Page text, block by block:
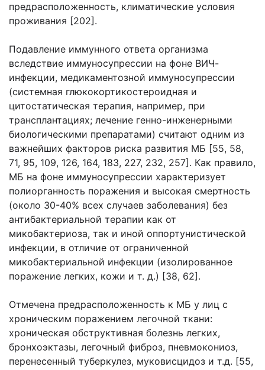
предрасположенность, климатические условия
проживания [202].
Подавление иммунного ответа организма
вследствие иммуносупрессии на фоне ВИЧ-
инфекции, медикаментозной иммуносупрессии
(системная глюкокортикостероидная и
цитостатическая терапия, например, при
трансплантациях; лечение генно-инженерными
биологическими препаратами) считают одним из
важнейших факторов риска развития МБ [55, 58,
71, 95, 109, 126, 164, 183, 227, 232, 257]. Как правило,
МБ на фоне иммуносупрессии характеризует
полиорганность поражения и высокая смертность
(около 30-40% всех случаев заболевания) без
антибактериальной терапии как от
микобактериоза, так и иной оппортунистической
инфекции, в отличие от ограниченной
микобактериальной инфекции (изолированное
поражение легких, кожи и т. д.) [38, 62].
Отмечена предрасположенность к МБ у лиц с
хроническим поражением легочной ткани:
хроническая обструктивная болезнь легких,
бронхоэктазы, легочный фиброз, пневмокониоз,
перенесенный туберкулез, муковисцидоз и т.д. [55,